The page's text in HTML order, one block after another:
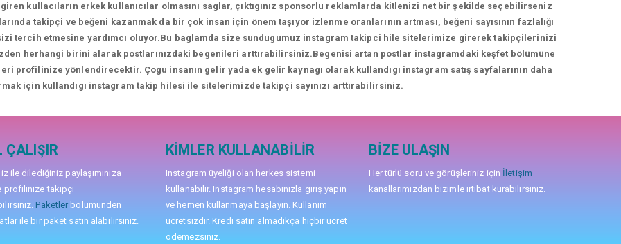
kullacıların erkek kullanıcılar olmasını saglar, çıktıgınız sponsorlu reklamlarda kitlenizi net bir şekilde seçebilirseniz
takipçi ve beğeni kazanmak da bir çok insan için önem taşıyor izlenme oranlarının artması, beğeni sayısının fazlalığı
tercih etmesine yardımcı oluyor.Bu baglamda size sundugumuz instagram takipci hile sitelerimize girerek takipçilerinizi
herhangi birini alarak postlarınızdaki begenileri arttırabilirsiniz.Begenisi artan postlar instagramdaki keşfet bölümüne
yönlendirecektir. Çogu insanın gelir yada ek gelir kaynagı olarak kullandıgı instagram satış sayfalarının daha
için kullandıgı instagram takip hilesi ile sitelerimizde takipçi sayınızı arttırabilirsiniz.
ÇALIŞIR
ile dilediğiniz paylaşımınıza
profilinize takipçi
Paketler bölümünden
ile bir paket satın alabilirsiniz.
KIMLER KULLANABILIR
Instagram üyeliği olan herkes sistemi
kullanabilir. Instagram hesabınızla giriş yapın
ve hemen kullanmaya başlayın. Kullanım
ücretsizdir. Kredi satın almadıkça hiçbir ücret
ödemezsiniz.
BIZE ULAŞIN
Her türlü soru ve görüşleriniz için İletişim
kanallarımızdan bizimle irtibat kurabilirsiniz.